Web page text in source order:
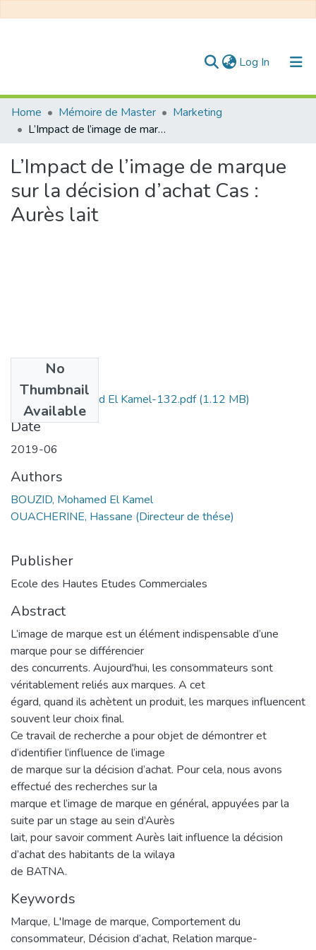
Log In (current)
Communities & Collections
All of DSpace
Statistics
Home Mémoire de Master
Marketing
L’Impact de l’image de marque sur la décision d’achat Cas : Aurès lait
L’Impact de l’image de marque
sur la décision d’achat Cas :
Aurès lait
No
Thumbnail
Available
BOUZID Mohamed El Kamel-132.pdf(1.12 MB)
Date
2019-06
Authors
BOUZID, Mohamed El Kamel
OUACHERINE, Hassane (Directeur de thése)
Publisher
Ecole des Hautes Etudes Commerciales
Abstract
L’image de marque est un élément indispensable d’une
marque pour se différencier
des concurrents. Aujourd'hui, les consommateurs sont
véritablement reliés aux marques. A cet
égard, quand ils achètent un produit, les marques influencent
souvent leur choix final.
Ce travail de recherche a pour objet de démontrer et
d’identifier l’influence de l’image
de marque sur la décision d’achat. Pour cela, nous avons
effectué des recherches sur la
marque et l’image de marque en général, appuyées par la
suite par un stage au sein d’Aurès
lait, pour savoir comment Aurès lait influence la décision
d’achat des habitants de la wilaya
de BATNA.
Keywords
Marque, L'Image de marque, Comportement du
consommateur, Décision d’achat, Relation marque-